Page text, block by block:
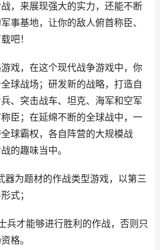
，来展现强大的实力，还能不断
事基地，让你的敌人俯首称臣、
吧！
戏，在这个现代战争游戏中，你
球战场；研发新的战略，打造自
、突击战车、坦克、海军和空军
臣；在延绵不断的全球战中，一
球霸权，各自阵营的大规模战
的趣味当中。
器为题材的作战类型游戏，以第三
式；
兵才能够进行胜利的作战，否则只
格。